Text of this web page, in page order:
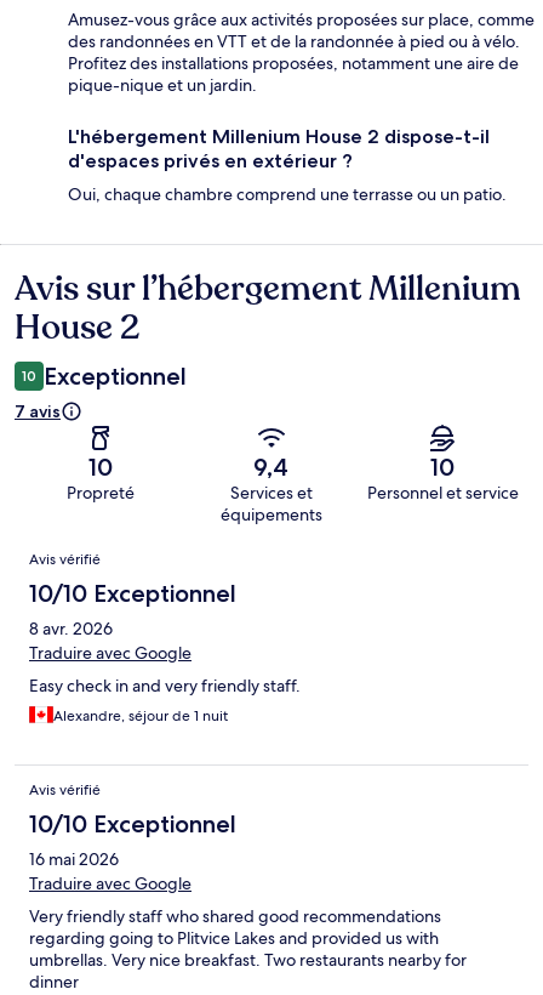
Amusez-vous grâce aux activités proposées sur place, comme
des randonnées en VTT et de la randonnée à pied ou à vélo.
Profitez des installations proposées, notamment une aire de
pique-nique et un jardin.
L'hébergement Millenium House 2 dispose-t-il
d'espaces privés en extérieur ?
Oui, chaque chambre comprend une terrasse ou un patio.
Avis
Avis sur l’hébergement Millenium
House 2
10 Exceptionnel
7 avis
10
Propreté
9,4
Services et
équipements
10
Personnel et service
Avis
Avis vérifié
10/10 Exceptionnel
8 avr. 2026
Traduire avec Google
Easy check in and very friendly staff.
Alexandre, séjour de 1 nuit
Avis vérifié
10/10 Exceptionnel
16 mai 2026
Traduire avec Google
Very friendly staff who shared good recommendations
regarding going to Plitvice Lakes and provided us with
umbrellas. Very nice breakfast. Two restaurants nearby for
dinner